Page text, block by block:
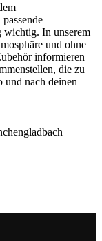
wichtig. In unserem
und ohne
informieren
die zu
und nach deinen